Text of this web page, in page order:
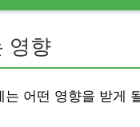
영향
어떤 영향을 받게